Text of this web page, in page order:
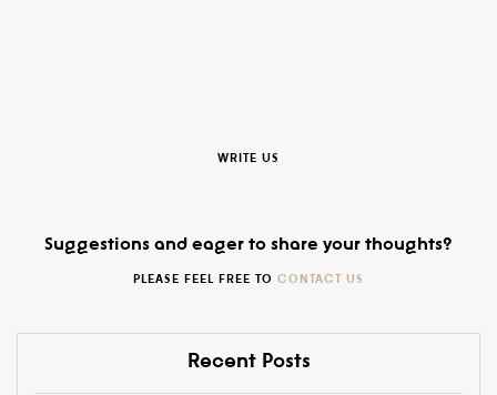
WRITE US
Suggestions and eager to share your thoughts?
PLEASE FEEL FREE TO CONTACT US
Recent Posts